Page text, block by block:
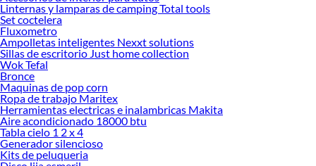
Linternas y lamparas de camping Total tools
Set coctelera
Fluxometro
Ampolletas inteligentes Nexxt solutions
Sillas de escritorio Just home collection
Wok Tefal
Bronce
Maquinas de pop corn
Ropa de trabajo Maritex
Herramientas electricas e inalambricas Makita
Aire acondicionado 18000 btu
Tabla cielo 1 2 x 4
Generador silencioso
Kits de peluqueria